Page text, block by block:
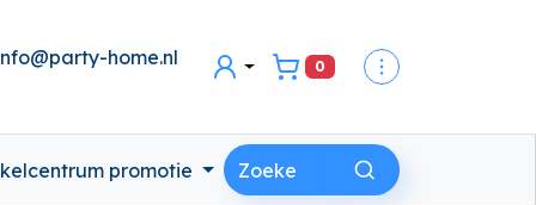
home.nl
Inloggen
0 secondaire menu
promotie